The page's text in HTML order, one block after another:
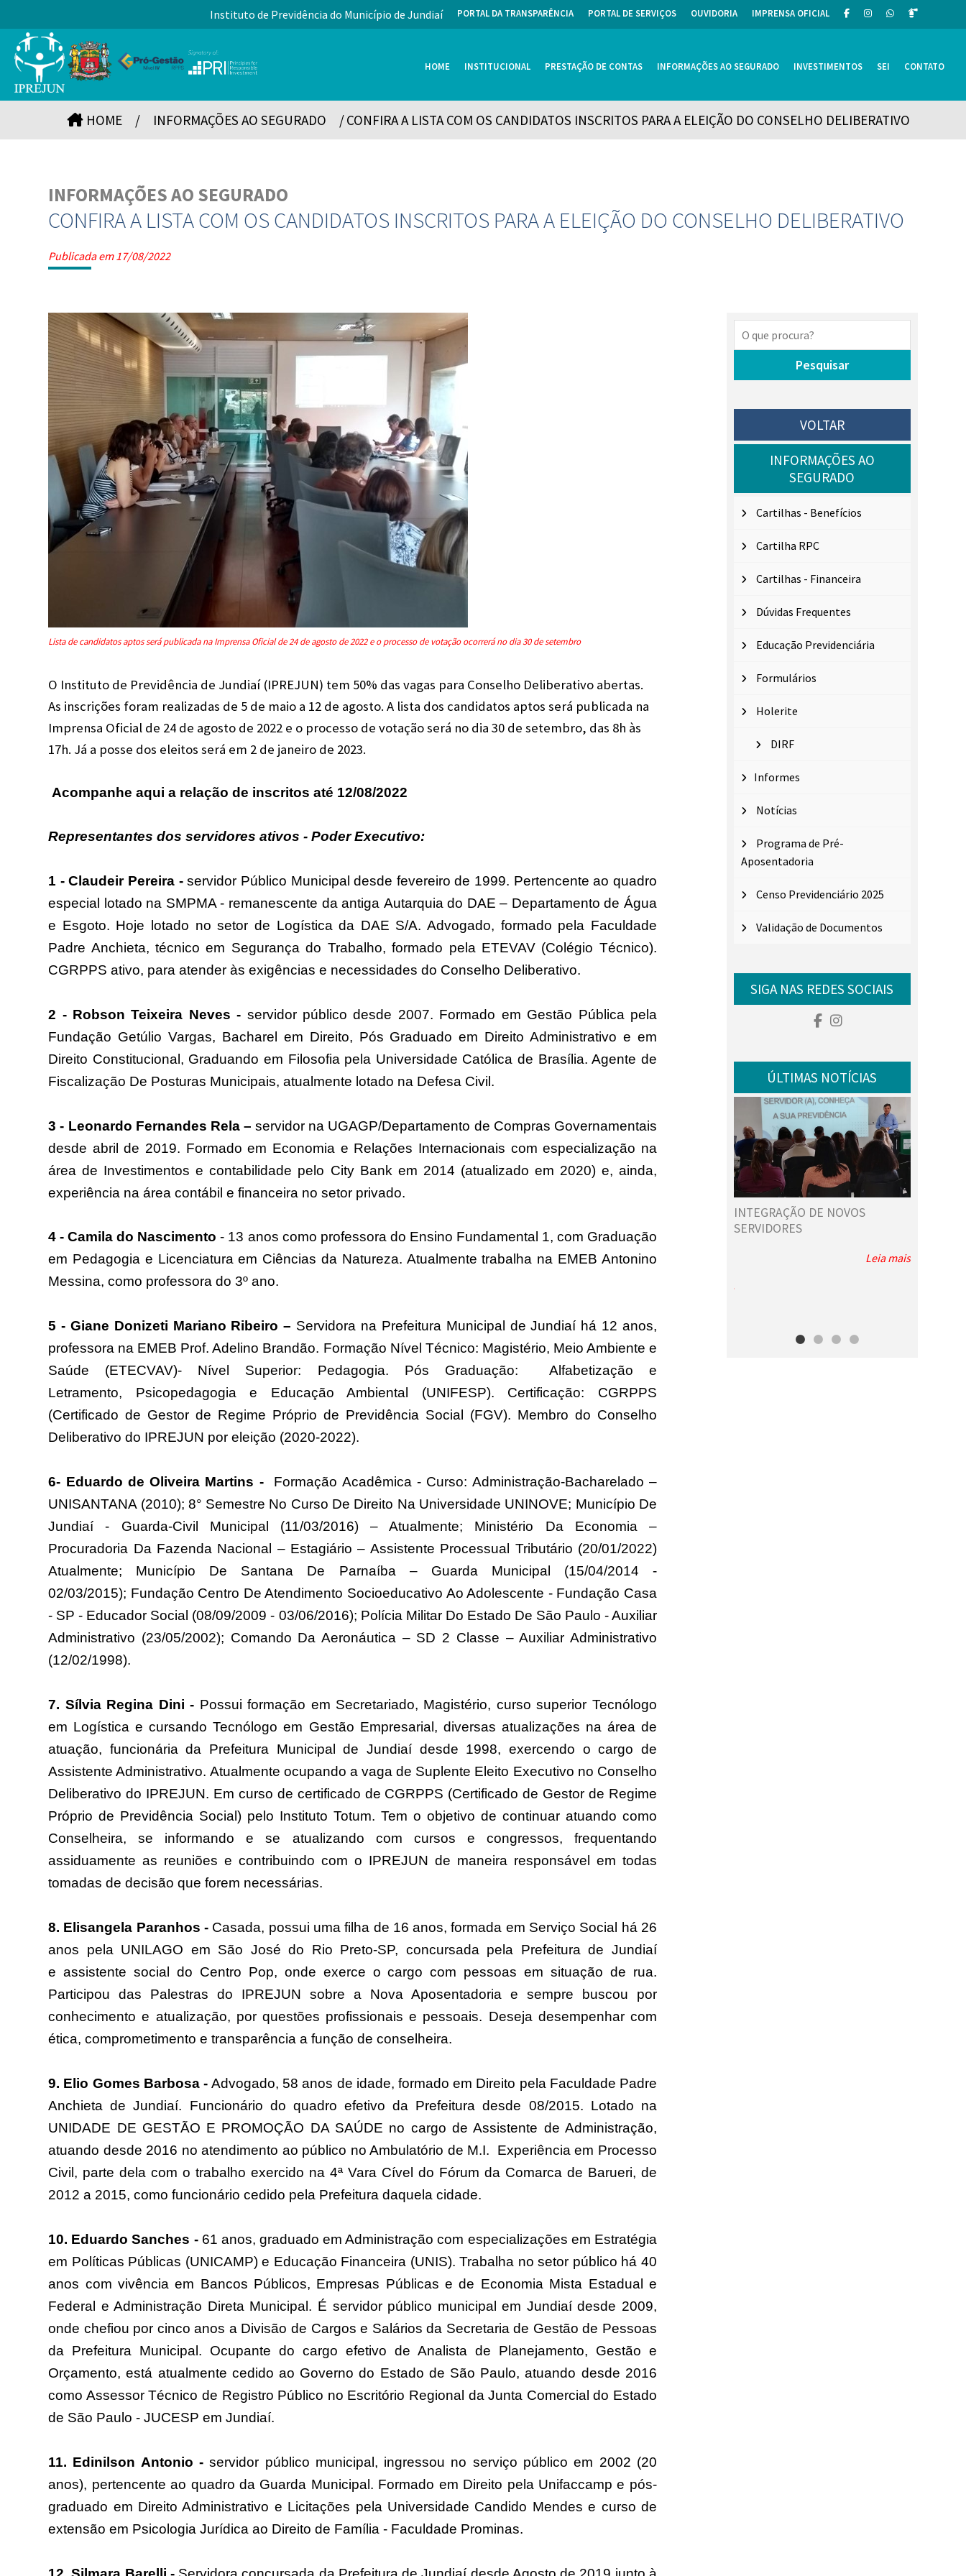
Instituto de Previdência do Município de Jundiaí PORTAL DA TRANSPARÊNCIA PORTAL DE SERVIÇOS OUVIDORIA IMPRENSA OFICIAL
HOME INSTITUCIONAL PRESTAÇÃO DE CONTAS INFORMAÇÕES AO SEGURADO INVESTIMENTOS SEI CONTATO
HOME / INFORMAÇÕES AO SEGURADO /CONFIRA A LISTA COM OS CANDIDATOS INSCRITOS PARA A ELEIÇÃO DO CONSELHO DELIBERATIVO
INFORMAÇÕES AO SEGURADO
CONFIRA A LISTA COM OS CANDIDATOS INSCRITOS PARA A ELEIÇÃO DO CONSELHO DELIBERATIVO
Publicada em 17/08/2022
Lista de candidatos aptos será publicada na Imprensa Oficial de 24 de agosto de 2022 e o processo de votação ocorrerá no dia 30 de setembro
O Instituto de Previdência de Jundiaí (IPREJUN) tem 50% das vagas para Conselho Deliberativo abertas.
As inscrições foram realizadas de 5 de maio a 12 de agosto.A lista dos candidatos aptos será publicada na
Imprensa Oficial de 24 de agosto de 2022 e o processo de votação será no dia 30 de setembro, das 8h às
17h. Já a posse dos eleitos será em 2 de janeiro de 2023.
Acompanhe aqui a relação de inscritos até 12/08/2022
Representantes dos servidores ativos - Poder Executivo:
1 - Claudeir Pereira -servidor Público Municipal desde fevereiro de 1999. Pertencente ao quadro
especial lotado na SMPMA - remanescente da antiga Autarquia do DAE – Departamento de Água
e Esgoto. Hoje lotado no setor de Logística da DAE S/A. Advogado, formado pela Faculdade
Padre Anchieta, técnico em Segurança do Trabalho, formado pela ETEVAV (Colégio Técnico).
CGRPPS ativo, para atender às exigências e necessidades do Conselho Deliberativo.
2 - Robson Teixeira Neves - servidor público desde 2007. Formado em Gestão Pública pela
Fundação Getúlio Vargas, Bacharel em Direito, Pós Graduado em Direito Administrativo e em
Direito Constitucional, Graduando em Filosofia pela Universidade Católica de Brasília. Agente de
Fiscalização De Posturas Municipais, atualmente lotado na Defesa Civil.
3 - Leonardo Fernandes Rela – servidor na UGAGP/Departamento de Compras Governamentais
desde abril de 2019. Formado em Economia e Relações Internacionais com especialização na
área de Investimentos e contabilidade pelo City Bank em 2014 (atualizado em 2020) e, ainda,
experiência na área contábil e financeira no setor privado.
4 - Camila do Nascimento - 13 anos como professora do Ensino Fundamental 1, com Graduação
em Pedagogia e Licenciatura em Ciências da Natureza. Atualmente trabalha na EMEB Antonino
Messina, como professora do 3º ano.
5 - Giane Donizeti Mariano Ribeiro – Servidora na Prefeitura Municipal de Jundiaí há 12 anos,
professora na EMEB Prof. Adelino Brandão. Formação Nível Técnico: Magistério, Meio Ambiente e
Saúde (ETECVAV)- Nível Superior: Pedagogia. Pós Graduação: Alfabetização e
Letramento, Psicopedagogia e Educação Ambiental (UNIFESP). Certificação: CGRPPS
(Certificado de Gestor de Regime Próprio de Previdência Social (FGV). Membro do Conselho
Deliberativo do IPREJUN por eleição (2020-2022).
6- Eduardo de Oliveira Martins - Formação Acadêmica - Curso: Administração-Bacharelado –
UNISANTANA (2010); 8° Semestre No Curso De Direito Na Universidade UNINOVE; Município De
Jundiaí - Guarda-Civil Municipal (11/03/2016) – Atualmente; Ministério Da Economia –
Procuradoria Da Fazenda Nacional – Estagiário – Assistente Processual Tributário (20/01/2022)
Atualmente; Município De Santana De Parnaíba – Guarda Municipal (15/04/2014 -
02/03/2015); Fundação Centro De Atendimento Socioeducativo Ao Adolescente - Fundação Casa
- SP - Educador Social (08/09/2009 - 03/06/2016); Polícia Militar Do Estado De São Paulo - Auxiliar
Administrativo (23/05/2002); Comando Da Aeronáutica – SD 2 Classe – Auxiliar Administrativo
(12/02/1998).
7. Sílvia Regina Dini - Possui formação em Secretariado, Magistério, curso superior Tecnólogo
em Logística e cursando Tecnólogo em Gestão Empresarial, diversas atualizações na área de
atuação, funcionária da Prefeitura Municipal de Jundiaí desde 1998, exercendo o cargo de
Assistente Administrativo. Atualmente ocupando a vaga de Suplente Eleito Executivo no Conselho
Deliberativo do IPREJUN. Em curso de certificado de CGRPPS (Certificado de Gestor de Regime
Próprio de Previdência Social) pelo Instituto Totum. Tem o objetivo de continuar atuando como
Conselheira, se informando e se atualizando com cursos e congressos, frequentando
assiduamente as reuniões e contribuindo com o IPREJUN de maneira responsável em todas
tomadas de decisão que forem necessárias.
8. Elisangela Paranhos - Casada, possui uma filha de 16 anos, formada em Serviço Social há 26
anos pela UNILAGO em São José do Rio Preto-SP, concursada pela Prefeitura de Jundiaí
e assistente social do Centro Pop, onde exerce o cargo com pessoas em situação de rua.
Participou das Palestras do IPREJUN sobre a Nova Aposentadoria e sempre buscou por
conhecimento e atualização, por questões profissionais e pessoais. Deseja desempenhar com
ética, comprometimento e transparência a função de conselheira.
9. Elio Gomes Barbosa -Advogado, 58 anos de idade, formado em Direito pela Faculdade Padre
Anchieta de Jundiaí. Funcionário do quadro efetivo da Prefeitura desde 08/2015. Lotado na
UNIDADE DE GESTÃO E PROMOÇÃO DA SAÚDE no cargo de Assistente de Administração,
atuando desde 2016 no atendimento ao público no Ambulatório de M.I. Experiência em Processo
Civil, parte dela com o trabalho exercido na 4ª Vara Cível do Fórum da Comarca de Barueri, de
2012 a 2015, como funcionário cedido pela Prefeitura daquela cidade.
10. Eduardo Sanches - 61 anos, graduado em Administração com especializações em Estratégia
em Políticas Públicas (UNICAMP) e Educação Financeira (UNIS). Trabalha no setor público há 40
anos com vivência em Bancos Públicos, Empresas Públicas e de Economia Mista Estadual e
Federal e Administração Direta Municipal. É servidor público municipal em Jundiaí desde 2009,
onde chefiou por cinco anos a Divisão de Cargos e Salários da Secretaria de Gestão de Pessoas
da Prefeitura Municipal. Ocupante do cargo efetivo de Analista de Planejamento, Gestão e
Orçamento, está atualmente cedido ao Governo do Estado de São Paulo, atuando desde 2016
como Assessor Técnico de Registro Público no Escritório Regional da Junta Comercial do Estado
de São Paulo - JUCESP em Jundiaí.
11. Edinilson Antonio -servidor público municipal, ingressou no serviço público em 2002 (20
anos), pertencente ao quadro da Guarda Municipal. Formado em Direito pela Unifaccamp e pós-
graduado em Direito Administrativo e Licitações pela Universidade Candido Mendes e curso de
extensão em Psicologia Jurídica ao Direito de Família - Faculdade Prominas.
VOLTAR
INFORMAÇÕES AO
SEGURADO
Cartilhas - Benefícios
Cartilha RPC
Cartilhas - Financeira
Dúvidas Frequentes
Educação Previdenciária
Formulários
Holerite
DIRF
Informes
Notícias
Programa de Pré-
Aposentadoria
Censo Previdenciário 2025
Validação de Documentos
SIGA NAS REDES SOCIAIS
ÚLTIMAS NOTÍCIAS
PARTICIPARAM DE FORMAÇÃO
COM O TEMA IGUALDADE
RACIAL.
SERVIDORES
VAMOS APRENDER MAIS SOBRE
EDUCAÇÃO FINANCEIRA?
Leia mais